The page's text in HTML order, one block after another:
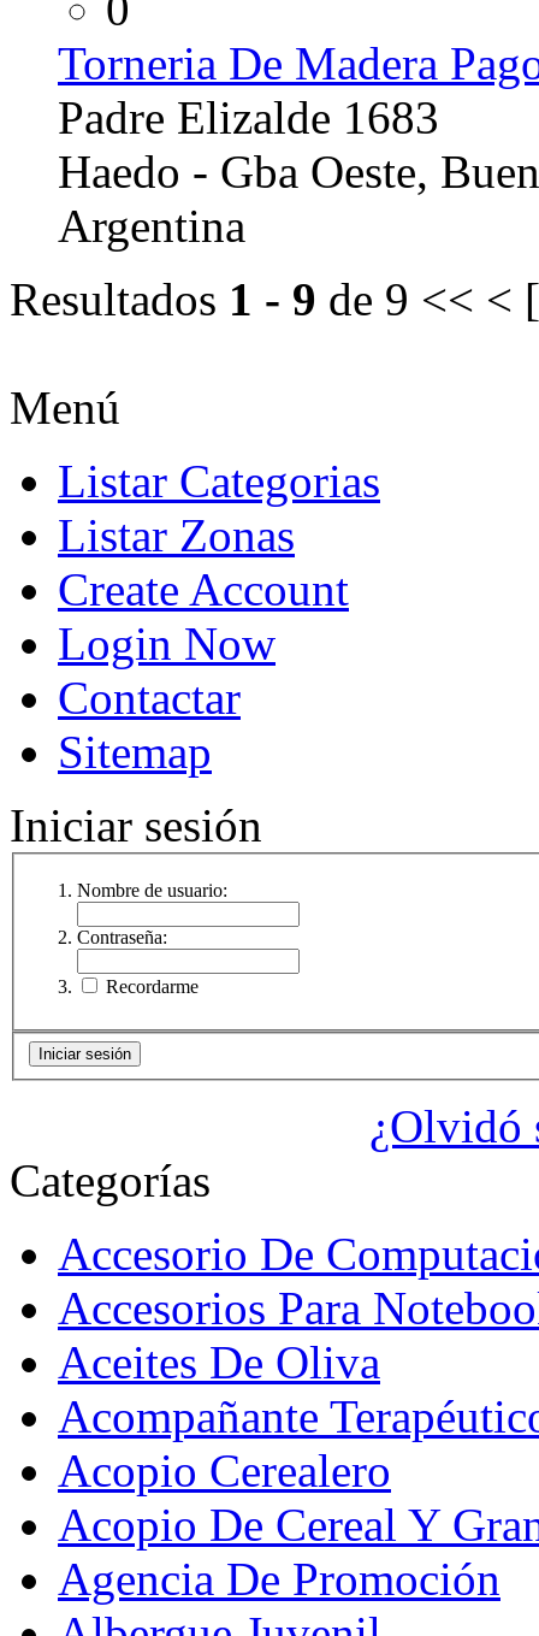
Torneria De Madera
Padre Elizalde 1683
Haedo - Gba Oeste,
Argentina
Resultados 1 - 9 de 9 << < [
Menú
Listar Categorias
Listar Zonas
Create Account
Login Now
Contactar
Sitemap
Iniciar sesión
Nombre de usuario:
Contraseña:
Recordarme
¿Olvidó
Categorías
Accesorio De
Accesorios Para
Aceites De Oliva
Acompañante
Acopio Cerealero
Acopio De Cereal Y
Agencia De Promoción